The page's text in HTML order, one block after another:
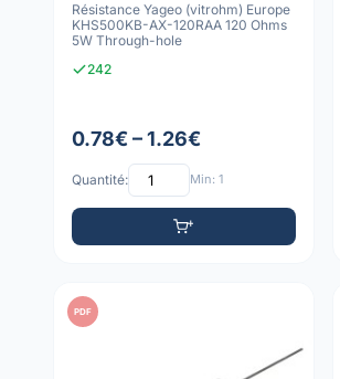
Résistance Yageo (vitrohm) Europe
KHS500KB-AX-120RAA 120 Ohms
5W Through-hole
242
0.78€ – 1.26€
Quantité: Min: 1
PDF